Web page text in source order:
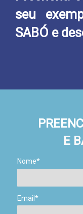
seu
SABÓ e
E
Nome*
Email*